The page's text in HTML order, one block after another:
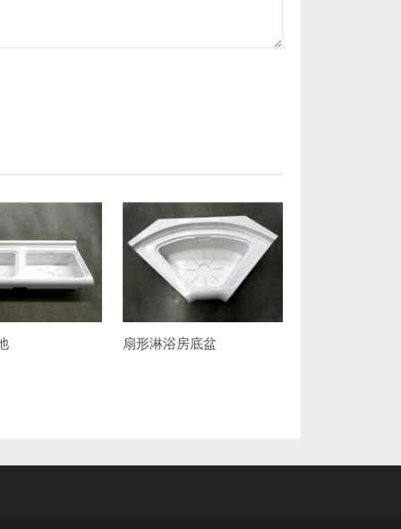
扇形淋浴房底盆